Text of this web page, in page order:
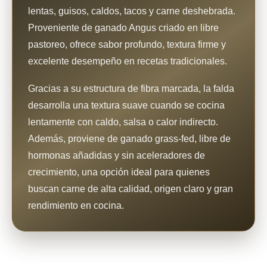
lentas, guisos, caldos, tacos y carne deshebrada.
Proveniente de ganado Angus criado en libre
pastoreo, ofrece sabor profundo, textura firme y
excelente desempeño en recetas tradicionales.
Gracias a su estructura de fibra marcada, la falda
desarrolla una textura suave cuando se cocina
lentamente con caldo, salsa o calor indirecto.
Además, proviene de ganado grass-fed, libre de
hormonas añadidas y sin aceleradores de
crecimiento, una opción ideal para quienes
buscan carne de alta calidad, origen claro y gran
rendimiento en cocina.